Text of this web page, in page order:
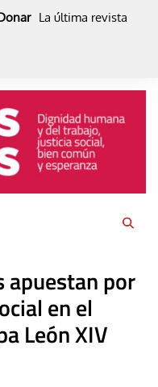
La última revista
apuestan por
en el
León XIV